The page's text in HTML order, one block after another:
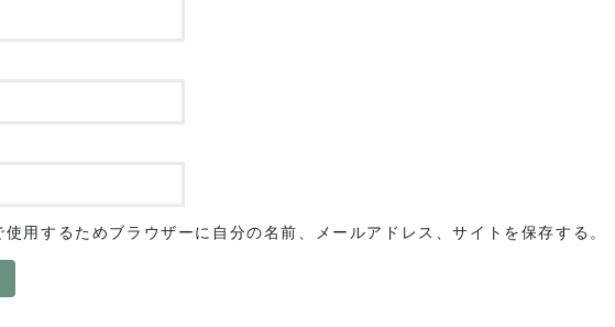
使用するためブラウザーに自分の名前、メールアドレス、サイトを保存する。